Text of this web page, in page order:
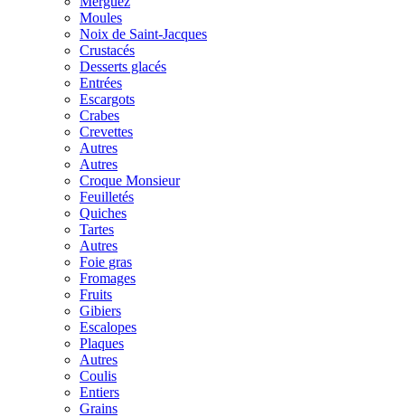
Moules
Noix de Saint-Jacques
Crustacés
Desserts glacés
Entrées
Escargots
Crabes
Crevettes
Autres
Autres
Croque Monsieur
Feuilletés
Quiches
Tartes
Autres
Foie gras
Fromages
Fruits
Gibiers
Escalopes
Plaques
Autres
Coulis
Entiers
Grains